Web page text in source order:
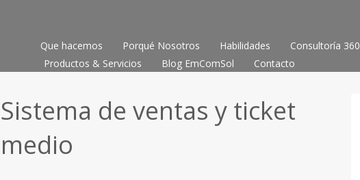
Que hacemos Porqué Nosotros Habilidades Consultoría 360
Productos & Servicios
Blog EmComSol Contacto
Sistema de ventas y ticket
medio